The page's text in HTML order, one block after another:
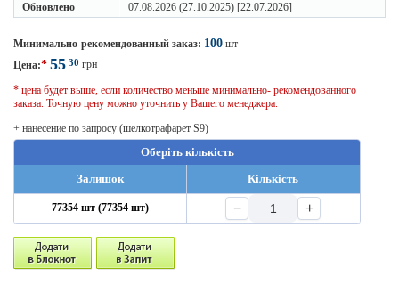
Обновлено 07.08.2026 (27.10.2025) [22.07.2026]
Минимально-рекомендованный заказ: 100 шт
Цена:* 55 30 грн
* цена будет выше, если количество меньше минимально- рекомендованного
заказа. Точную цену можно уточнить у Вашего менеджера.
+ нанесение по запросу (шелкотрафарет S9)
Оберіть кількість
Залишок
Кількість
77354 шт (77354 шт) − +